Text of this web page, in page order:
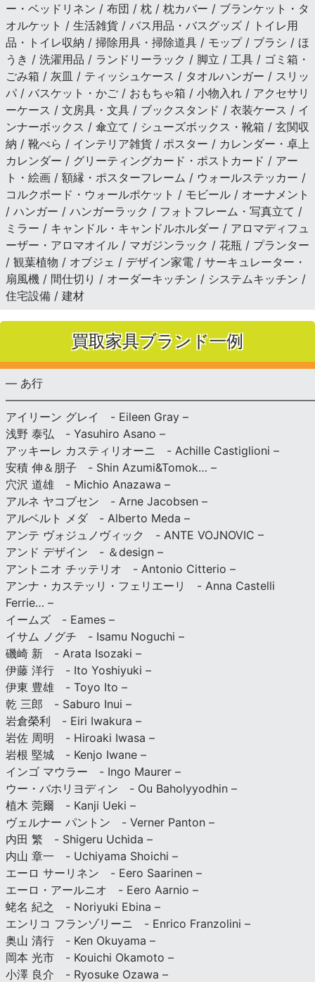
ー・ベッドリネン / 布団 / 枕 / 枕カバー / ブランケット・タ
オルケット / 生活雑貨 / バス用品・バスグッズ / トイレ用
品・トイレ収納 / 掃除用具・掃除道具 / モップ / ブラシ / ほ
うき / 洗濯用品 / ランドリーラック / 脚立 / 工具 / ゴミ箱・
ごみ箱 / 灰皿 / ティッシュケース / タオルハンガー / スリッ
パ / バスケット・かご / おもちゃ箱 / 小物入れ / アクセサリ
ーケース / 文房具・文具 / ブックスタンド / 衣装ケース / イ
ンナーボックス / 傘立て / シューズボックス・靴箱 / 玄関収
納 / 靴べら / インテリア雑貨 / ポスター / カレンダー・卓上
カレンダー / グリーティングカード・ポストカード / アー
ト・絵画 / 額縁・ポスターフレーム / ウォールステッカー /
コルクボード・ウォールポケット / モビール / オーナメント
/ ハンガー / ハンガーラック / フォトフレーム・写真立て /
ミラー / キャンドル・キャンドルホルダー / アロマディフュ
ーザー・アロマオイル / マガジンラック / 花瓶 / プランター
/ 観葉植物 / オブジェ / デザイン家電 / サーキュレーター・
扇風機 / 間仕切り / オーダーキッチン / システムキッチン /
住宅設備 / 建材
買取家具ブランド一例
— あ行
アイリーン グレイ - Eileen Gray –
浅野 泰弘 - Yasuhiro Asano –
アッキーレ カスティリオーニ - Achille Castiglioni –
安積 伸＆朋子 - Shin Azumi&Tomok… –
穴沢 道雄 - Michio Anazawa –
アルネ ヤコブセン - Arne Jacobsen –
アルベルト メダ - Alberto Meda –
アンテ ヴォジュノヴィック - ANTE VOJNOVIC –
アンド デザイン - ＆design –
アントニオ チッテリオ - Antonio Citterio –
アンナ・カステッリ・フェリエーリ - Anna Castelli
Ferrie… –
イームズ - Eames –
イサム ノグチ - Isamu Noguchi –
磯崎 新 - Arata Isozaki –
伊藤 洋行 - Ito Yoshiyuki –
伊東 豊雄 - Toyo Ito –
乾 三郎 - Saburo Inui –
岩倉榮利 - Eiri Iwakura –
岩佐 周明 - Hiroaki Iwasa –
岩根 堅城 - Kenjo Iwane –
インゴ マウラー - Ingo Maurer –
ウー・バホリヨディン - Ou Baholyyodhin –
植木 莞爾 - Kanji Ueki –
ヴェルナー パントン - Verner Panton –
内田 繁 - Shigeru Uchida –
内山 章一 - Uchiyama Shoichi –
エーロ サーリネン - Eero Saarinen –
エーロ・アールニオ - Eero Aarnio –
蛯名 紀之 - Noriyuki Ebina –
エンリコ フランゾリーニ - Enrico Franzolini –
奥山 清行 - Ken Okuyama –
岡本 光市 - Kouichi Okamoto –
小澤 良介 - Ryosuke Ozawa –